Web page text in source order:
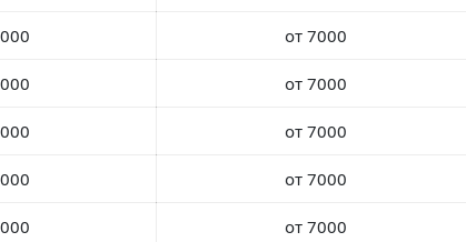
от 7000
от 7000
от 7000
от 7000
от 7000